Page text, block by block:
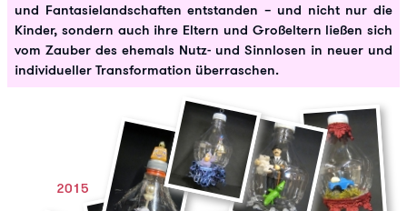
und Fantasielandschaften entstanden – und nicht nur die
Kinder, sondern auch ihre Eltern und Großeltern ließen sich
vom Zauber des ehemals Nutz- und Sinnlosen in neuer und
individueller Transformation überraschen.
2015